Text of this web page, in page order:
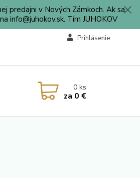
predajni v Nových Zámkoch. Ak sa
Tím JUHOKOV
Prihlásenie
0ks
za 0 €